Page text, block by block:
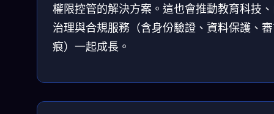
權限控管的解決方案。這也會推動教育科技
治理與合規服務（含身份驗證、資料保護、
痕）一起成長。